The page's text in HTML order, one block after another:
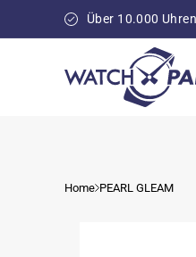
Über 10.000
Home PEARL GLEAM